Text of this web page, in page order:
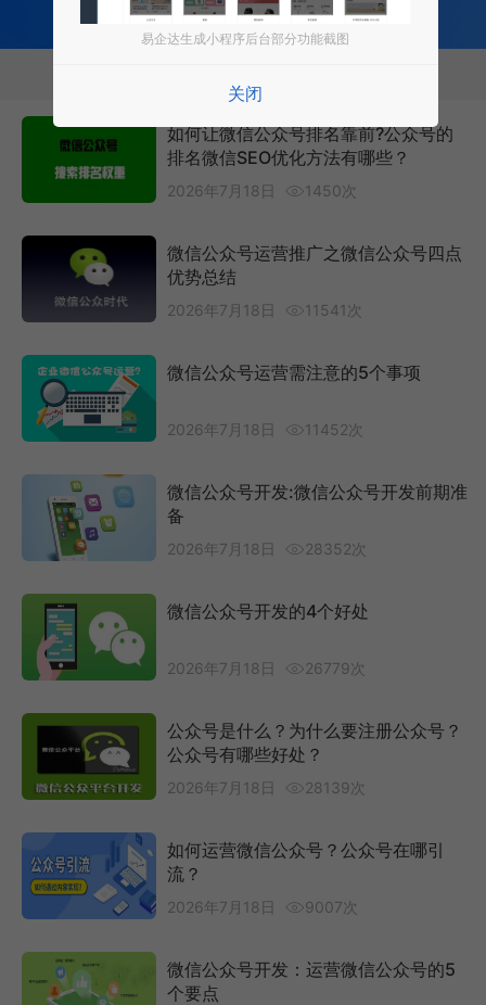
免费试用小程序
如何让微信公众号排名靠前?公众号的
排名微信SEO优化方法有哪些？
2026年7月18日 1450次
微信公众号运营推广之微信公众号四点
优势总结
2026年7月18日 11541次
微信公众号运营需注意的5个事项
2026年7月18日 11452次
微信公众号开发:微信公众号开发前期准
备
2026年7月18日 28352次
微信公众号开发的4个好处
2026年7月18日 26779次
公众号是什么？为什么要注册公众号？
公众号有哪些好处？
2026年7月18日 28139次
如何运营微信公众号？公众号在哪引
流？
2026年7月18日 9007次
微信公众号开发：运营微信公众号的5
个要点
易企达生成小程序后台部分功能截图
关闭